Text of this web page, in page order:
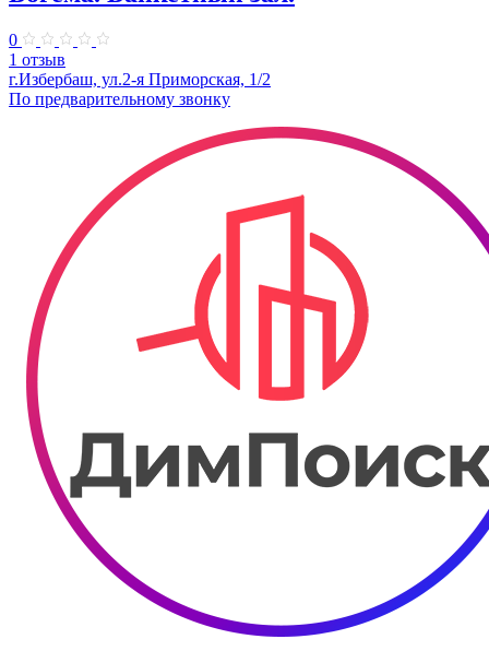
0
1 отзыв
г.Избербаш, ул.2-я Приморская, 1/2
По предварительному звонку